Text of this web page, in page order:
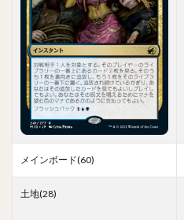
メインボード(60)
土地(28)